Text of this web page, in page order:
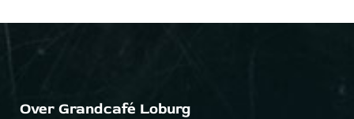
Over Grandcafé Loburg